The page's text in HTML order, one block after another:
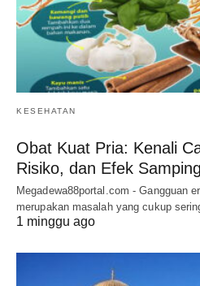
KESEHATAN
Obat Kuat Pria: Kenali
Risiko, dan Efek
Megadewa88portal.com - Gangguan
merupakan masalah yang cukup
1 minggu ago